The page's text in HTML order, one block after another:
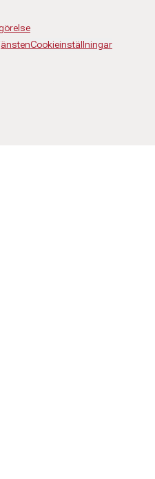
Cookieinställningar